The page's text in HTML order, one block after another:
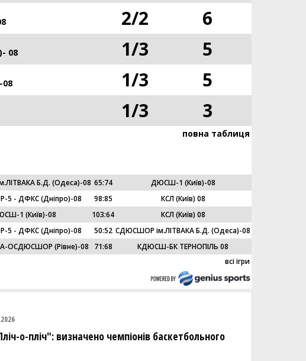
2/2 6
08 1/3 5
1/3 5
1/3 3
повна таблиця
Б.Д. (Одеса)-08 65:74
ДЮСШ-1 (Київ)-08
- ДФКС (Дніпро)-08 98:85
КСЛ (Київ) 08
1 (Київ)-08 103:64
КСЛ (Київ) 08
- ДФКС (Дніпро)-08 50:52 СДЮСШОР ім.ЛІТВАКА Б.Д. (Одеса)-08
ОСДЮСШОР (Рівне)-08 71:68
КДЮСШ-БК ТЕРНОПІЛЬ 08
всі ігри
о-пліч": визначено чемпіонів баскетбольного